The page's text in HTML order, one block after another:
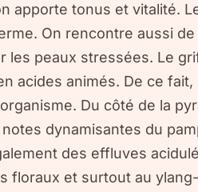
apporte tonus et vitalité.
On rencontre aussi
les peaux stressées. Le
acides animés. De ce fait,
Du côté de la
notes dynamisantes du
des effluves
floraux et surtout au